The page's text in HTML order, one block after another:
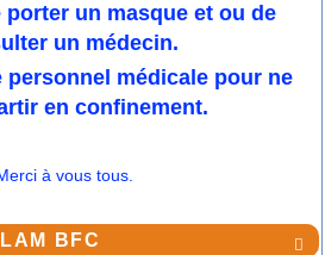
un masque et ou de
un médecin.
personnel médicale pour ne
en confinement.
à vous tous.

BFC